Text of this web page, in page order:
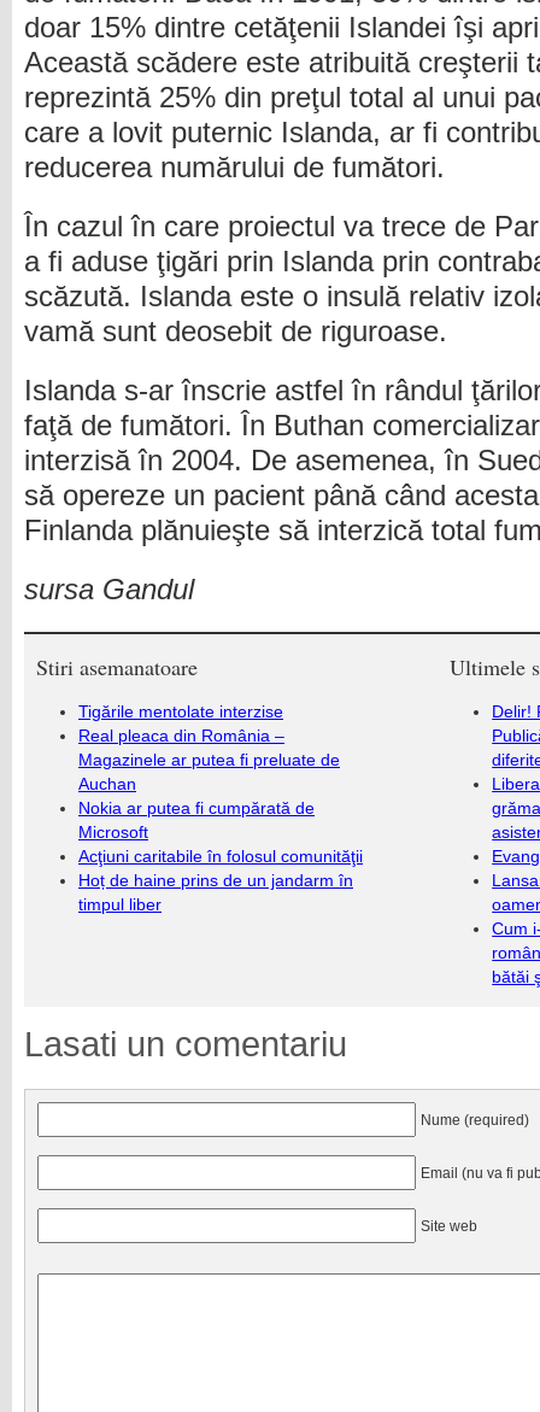
doar 15% dintre cetăţenii Islandei îşi
Această scădere este atribuită creşterii
reprezintă 25% din preţul total al unui
care a lovit puternic Islanda, ar fi
reducerea numărului de fumători.
În cazul în care proiectul va trece de
a fi aduse ţigări prin Islanda prin
scăzută. Islanda este o insulă relativ
vamă sunt deosebit de riguroase.
Islanda s-ar înscrie astfel în rândul
faţă de fumători. În Buthan
interzisă în 2004. De asemenea, în
să opereze un pacient până când
Finlanda plănuieşte să interzică total
sursa Gandul
Stiri asemanatoare
Tigările mentolate interzise
Real pleaca din România –
Magazinele ar putea fi preluate de
Auchan
Nokia ar putea fi cumpărată de
Microsoft
Acţiuni caritabile în folosul comunităţii
Hoț de haine prins de un jandarm în
timpul liber
Ultimele
Delir!
Cum
bătăi
Lasati un comentariu
Nume (required)
Email (nu va fi
Site web